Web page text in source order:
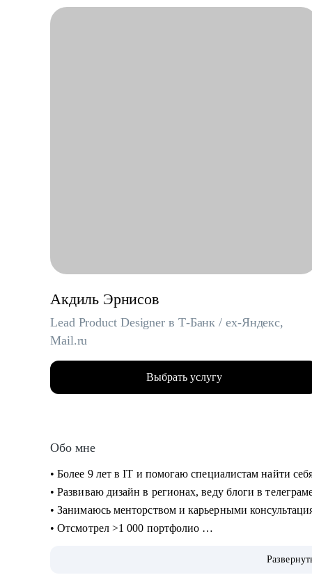
Акдиль Эрнисов
Lead Product Designer в Т-Банк / ex-Яндекс,
Mail.ru
Выбрать услугу
Обо мне
• Более 9 лет в IT и помогаю специалистам найти
• Развиваю дизайн в регионах, веду блоги в
• Занимаюсь менторством и карьерными
• Отсмотрел >1 000 портфолио